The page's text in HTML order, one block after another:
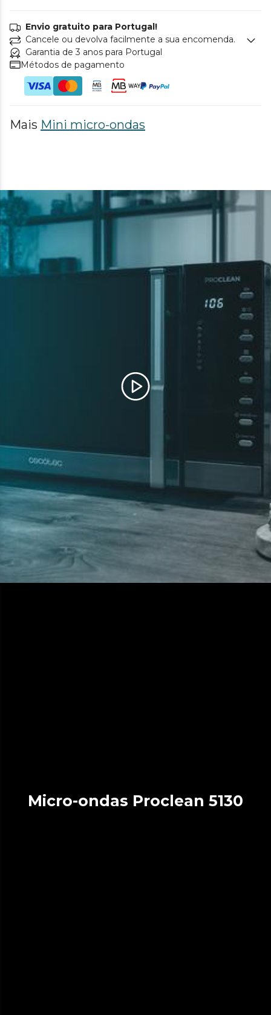
Envio gratuito para Portugal!
Cancele ou devolva facilmente a sua encomenda.
Garantia de 3 anos para Portugal
Métodos de pagamento
Mais Mini micro-ondas
Micro-ondas Proclean 5130